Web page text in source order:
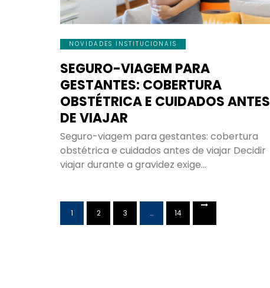
NOVIDADES INSTITUCIONAIS
SEGURO-VIAGEM PARA
GESTANTES: COBERTURA
OBSTÉTRICA E CUIDADOS ANTES
DE VIAJAR
Seguro-viagem para gestantes: cobertura
obstétrica e cuidados antes de viajar Decidir
viajar durante a gravidez exige…
1 2 3 … 14